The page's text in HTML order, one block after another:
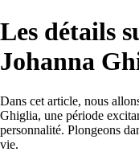
Les détails
Johanna
Dans cet article, nous
Ghiglia, une période
personnalité. Plongeons
vie.